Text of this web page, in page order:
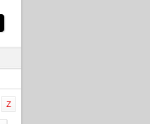
Z